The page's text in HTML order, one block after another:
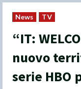
News TV
“IT:
nuovo
serie HBO